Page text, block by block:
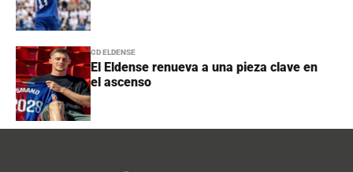
CD ELDENSE
El Eldense renueva a una pieza clave en
el ascenso